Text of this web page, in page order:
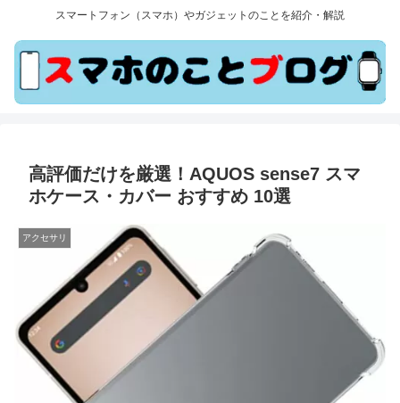
スマートフォン（スマホ）やガジェットのことを紹介・解説
高評価だけを厳選！AQUOS sense7 スマ
ホケース・カバー おすすめ 10選
アクセサリ